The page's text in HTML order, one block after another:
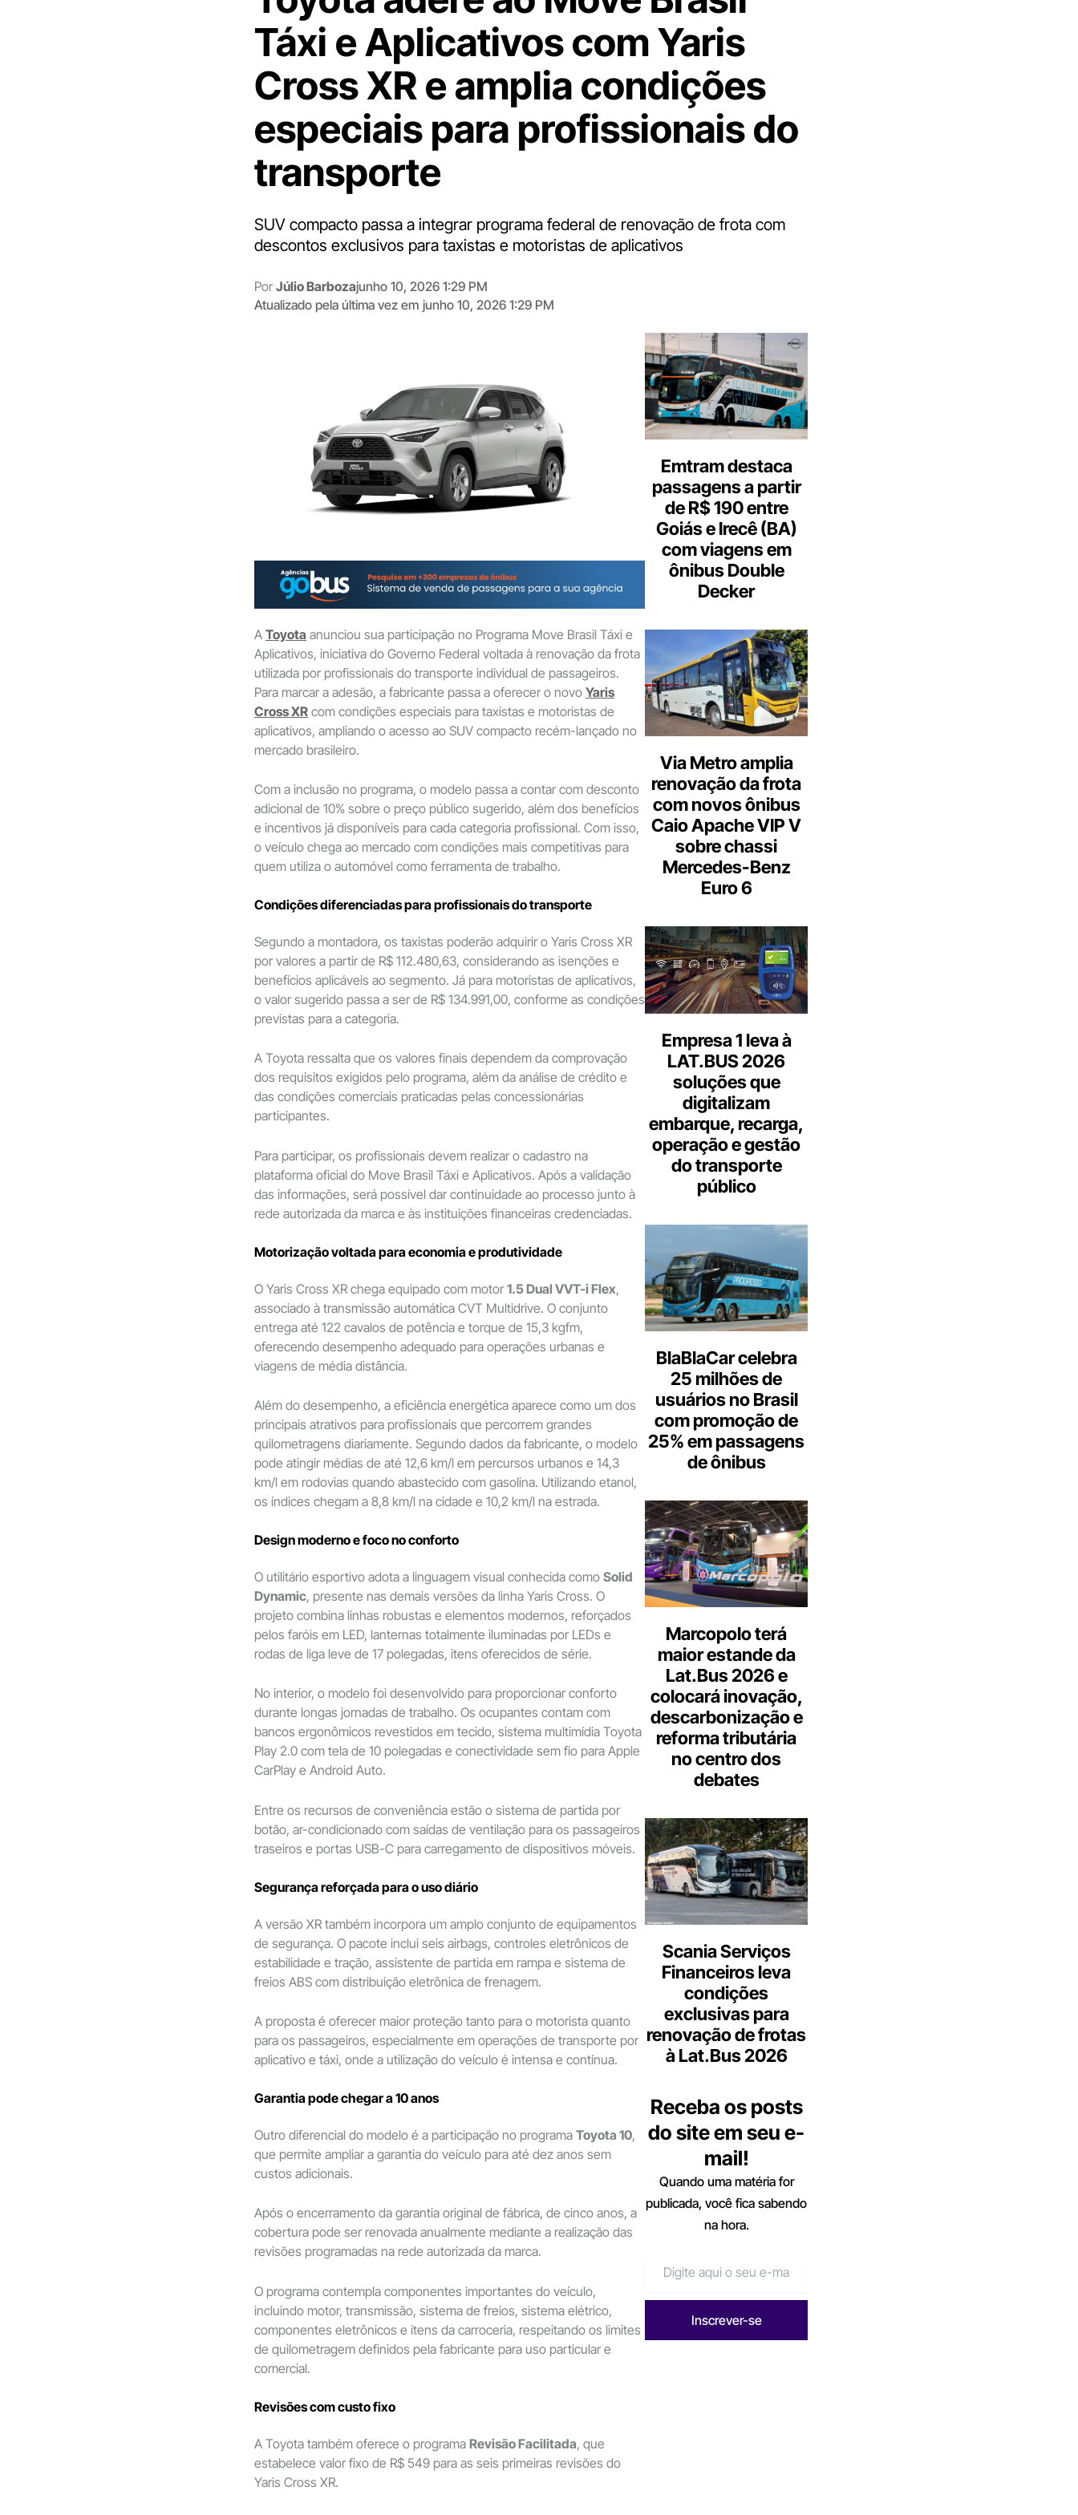
Táxi e Aplicativos com Yaris
Cross XR e amplia condições
especiais para profissionais do
transporte
SUV compacto passa a integrar programa federal de renovação de frota com
descontos exclusivos para taxistas e motoristas de aplicativos
Por Júlio Barbozajunho 10, 2026 1:29 PM
Atualizado pela última vez em junho 10, 2026 1:29 PM
A Toyota anunciou sua participação no Programa Move Brasil Táxi e
Aplicativos, iniciativa do Governo Federal voltada à renovação da frota
utilizada por profissionais do transporte individual de passageiros.
Para marcar a adesão, a fabricante passa a oferecer o novo Yaris
Cross XR com condições especiais para taxistas e motoristas de
aplicativos, ampliando o acesso ao SUV compacto recém-lançado no
mercado brasileiro.
Com a inclusão no programa, o modelo passa a contar com desconto
adicional de 10% sobre o preço público sugerido, além dos benefícios
e incentivos já disponíveis para cada categoria profissional. Com isso,
o veículo chega ao mercado com condições mais competitivas para
quem utiliza o automóvel como ferramenta de trabalho.
Condições diferenciadas para profissionais do transporte
Segundo a montadora, os taxistas poderão adquirir o Yaris Cross XR
por valores a partir de R$ 112.480,63, considerando as isenções e
benefícios aplicáveis ao segmento. Já para motoristas de aplicativos,
o valor sugerido passa a ser de R$ 134.991,00, conforme as condições
previstas para a categoria.
A Toyota ressalta que os valores finais dependem da comprovação
dos requisitos exigidos pelo programa, além da análise de crédito e
das condições comerciais praticadas pelas concessionárias
participantes.
Para participar, os profissionais devem realizar o cadastro na
plataforma oficial do Move Brasil Táxi e Aplicativos. Após a validação
das informações, será possível dar continuidade ao processo junto à
rede autorizada da marca e às instituições financeiras credenciadas.
Motorização voltada para economia e produtividade
O Yaris Cross XR chega equipado com motor 1.5 Dual VVT-i Flex,
associado à transmissão automática CVT Multidrive. O conjunto
entrega até 122 cavalos de potência e torque de 15,3 kgfm,
oferecendo desempenho adequado para operações urbanas e
viagens de média distância.
Além do desempenho, a eficiência energética aparece como um dos
principais atrativos para profissionais que percorrem grandes
quilometragens diariamente. Segundo dados da fabricante, o modelo
pode atingir médias de até 12,6 km/l em percursos urbanos e 14,3
km/l em rodovias quando abastecido com gasolina. Utilizando etanol,
os índices chegam a 8,8 km/l na cidade e 10,2 km/l na estrada.
Design moderno e foco no conforto
O utilitário esportivo adota a linguagem visual conhecida como Solid
Dynamic, presente nas demais versões da linha Yaris Cross. O
projeto combina linhas robustas e elementos modernos, reforçados
pelos faróis em LED, lanternas totalmente iluminadas por LEDs e
rodas de liga leve de 17 polegadas, itens oferecidos de série.
No interior, o modelo foi desenvolvido para proporcionar conforto
durante longas jornadas de trabalho. Os ocupantes contam com
bancos ergonômicos revestidos em tecido, sistema multimídia Toyota
Play 2.0 com tela de 10 polegadas e conectividade sem fio para Apple
CarPlay e Android Auto.
Entre os recursos de conveniência estão o sistema de partida por
botão, ar-condicionado com saídas de ventilação para os passageiros
traseiros e portas USB-C para carregamento de dispositivos móveis.
Segurança reforçada para o uso diário
A versão XR também incorpora um amplo conjunto de equipamentos
de segurança. O pacote inclui seis airbags, controles eletrônicos de
estabilidade e tração, assistente de partida em rampa e sistema de
freios ABS com distribuição eletrônica de frenagem.
A proposta é oferecer maior proteção tanto para o motorista quanto
para os passageiros, especialmente em operações de transporte por
aplicativo e táxi, onde a utilização do veículo é intensa e contínua.
Garantia pode chegar a 10 anos
Outro diferencial do modelo é a participação no programa Toyota 10,
que permite ampliar a garantia do veículo para até dez anos sem
custos adicionais.
Após o encerramento da garantia original de fábrica, de cinco anos, a
cobertura pode ser renovada anualmente mediante a realização das
revisões programadas na rede autorizada da marca.
O programa contempla componentes importantes do veículo,
incluindo motor, transmissão, sistema de freios, sistema elétrico,
componentes eletrônicos e itens da carroceria, respeitando os limites
de quilometragem definidos pela fabricante para uso particular e
comercial.
Revisões com custo fixo
A Toyota também oferece o programa Revisão Facilitada, que
estabelece valor fixo de R$ 549 para as seis primeiras revisões do
Yaris Cross XR.
Emtram destaca
passagens a partir
de R$ 190 entre
Goiás e Irecê (BA)
com viagens em
ônibus Double
Decker
Via Metro amplia
renovação da frota
com novos ônibus
Caio Apache VIP V
sobre chassi
Mercedes-Benz
Euro 6
Empresa 1 leva à
LAT.BUS 2026
soluções que
digitalizam
embarque, recarga,
operação e gestão
do transporte
público
BlaBlaCar celebra
25 milhões de
usuários no Brasil
com promoção de
25% em passagens
de ônibus
Marcopolo terá
maior estande da
Lat.Bus 2026 e
colocará inovação,
descarbonização e
reforma tributária
no centro dos
debates
Scania Serviços
Financeiros leva
condições
exclusivas para
renovação de frotas
à Lat.Bus 2026
Receba os posts
do site em seu e-
mail!
Quando uma matéria for
publicada, você fica sabendo
na hora.
Digite
aqui
o
seu
mail
Inscrever-se